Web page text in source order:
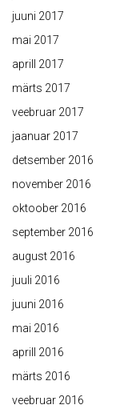
juuni 2017
mai 2017
aprill 2017
märts 2017
veebruar 2017
jaanuar 2017
detsember 2016
november 2016
oktoober 2016
september 2016
august 2016
juuli 2016
juuni 2016
mai 2016
aprill 2016
märts 2016
veebruar 2016